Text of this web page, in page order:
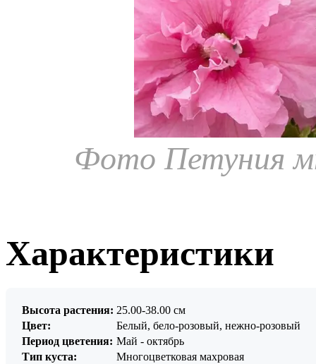
Фото Петуния
Характеристики
Высота растения: 25.00-38.00 см
Цвет:
Белый, бело-розовый, нежно-розовый
Период цветения: Май - октябрь
Тип куста:
Многоцветковая махровая